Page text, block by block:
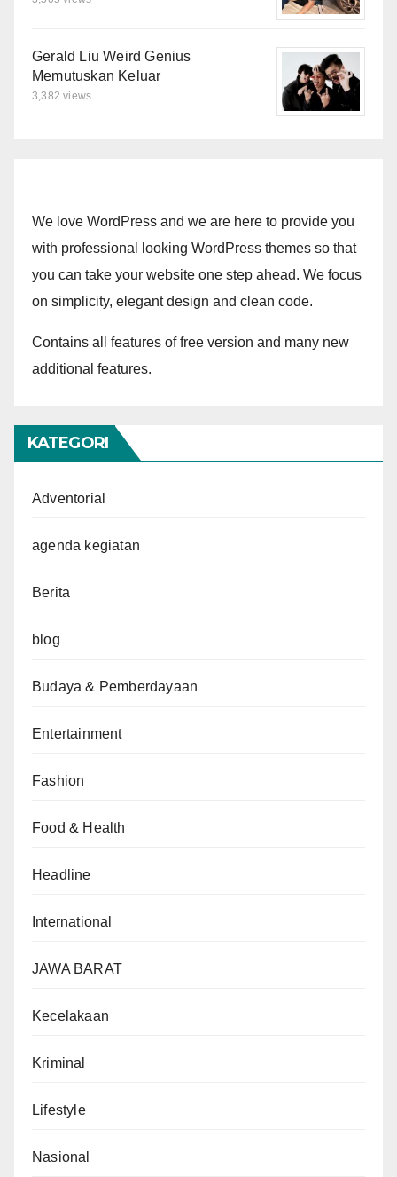
Gerald Liu Weird Genius
Memutuskan Keluar
3,382 views
We love WordPress and we are here to provide you
with professional looking WordPress themes so that
you can take your website one step ahead. We focus
on simplicity, elegant design and clean code.
Contains all features of free version and many new
additional features.
KATEGORI
Adventorial
agenda kegiatan
Berita
blog
Budaya & Pemberdayaan
Entertainment
Fashion
Food & Health
Headline
International
JAWA BARAT
Kecelakaan
Kriminal
Lifestyle
Nasional